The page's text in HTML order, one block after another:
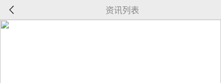
资讯列表